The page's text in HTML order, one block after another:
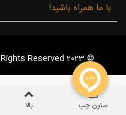
با ما همراه باشید!
© 2023 created by Nitron Group. All Rights Reserved
ستون چپ بالا